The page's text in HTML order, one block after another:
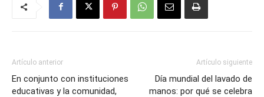
Artículo anterior
En conjunto con instituciones
educativas y la comunidad,
Artículo siguiente
Día mundial del lavado de
manos: por qué se celebra